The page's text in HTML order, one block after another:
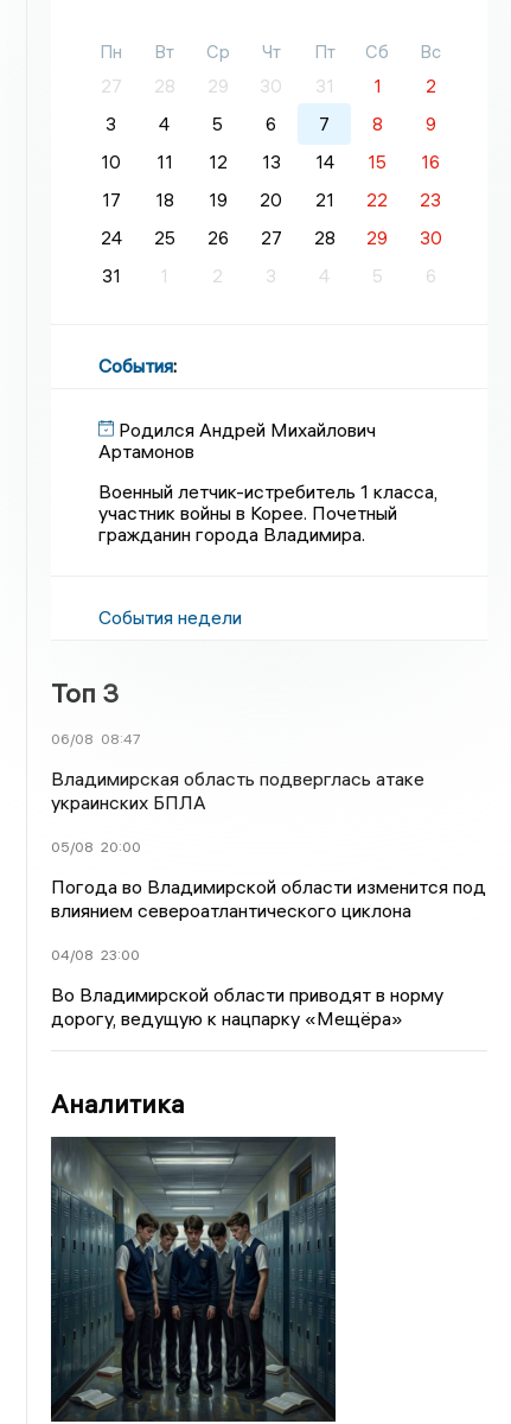
Пн Вт Ср Чт Пт Сб
Вс
27
28 29 30 31 1
2
3
4 5 6 7 8
9
10
11 12 13 14 15
16
17
18 19 20 21 22
23
24
25 26 27 28 29
30
31
1 2 3 4 5 6
События:
Родился Андрей Михайлович
Артамонов
Военный летчик-истребитель 1 класса,
участник войны в Корее. Почетный
гражданин города Владимира.
События недели
Топ 3
06/08 08:47
Владимирская область подверглась атаке
украинских БПЛА
05/08 20:00
Погода во Владимирской области изменится под
влиянием североатлантического циклона
04/08 23:00
Во Владимирской области приводят в норму
дорогу, ведущую к нацпарку «Мещёра»
Аналитика